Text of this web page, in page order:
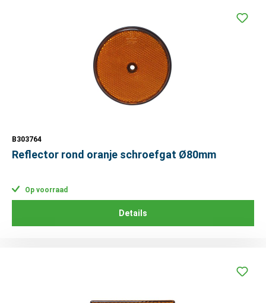
B303764
Reflector rond oranje schroefgat Ø80mm
Op voorraad
Details